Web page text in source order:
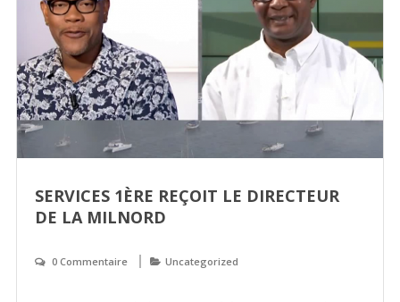
SERVICES 1ÈRE REÇOIT LE DIRECTEUR
DE LA MILNORD
0 Commentaire Uncategorized